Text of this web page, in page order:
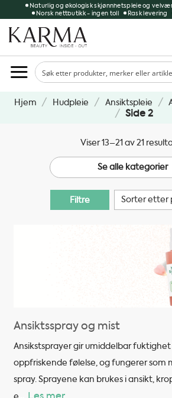
to
content
Naturlig og økologisk skjønnhetspleie og
Norsk nettbutikk - ingen toll
Rask levering
Hjem / Hudpleie / Ansiktspleie /
/ Side 2
Viser 13–21 av 21
Se alle kategorier
Filtre
Ansiktsspray og mist
Ansikstsprayer gir umiddelbar
oppfriskende følelse, og fungerer som
spray. Sprayene kan brukes i ansikt,